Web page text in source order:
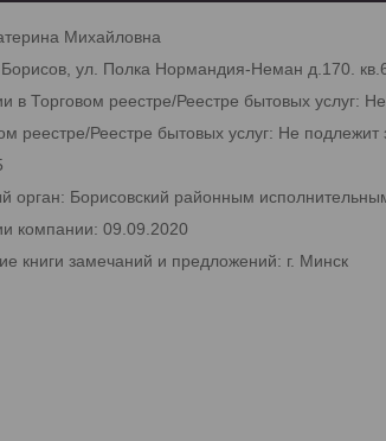
Михайловна
Борисов, ул. Полка Нормандия-Неман д.170.
в Торговом реестре/Реестре бытовых услуг:
реестре/Реестре бытовых услуг: Не
орган: Борисовский районным
компании: 09.09.2020
книги замечаний и предложений: г. Минск